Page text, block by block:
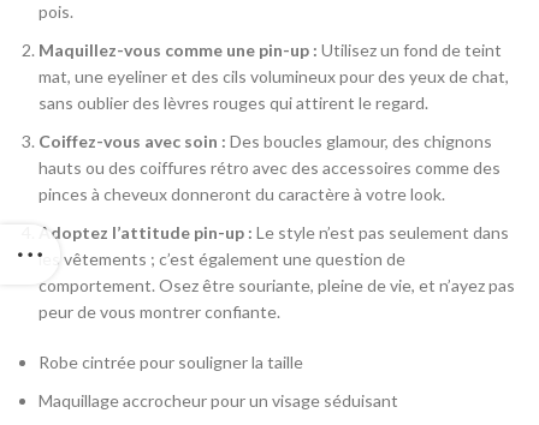
pois.
Maquillez-vous comme une pin-up : Utilisez un fond de teint
mat, une eyeliner et des cils volumineux pour des yeux de chat,
sans oublier des lèvres rouges qui attirent le regard.
Coiffez-vous avec soin : Des boucles glamour, des chignons
hauts ou des coiffures rétro avec des accessoires comme des
pinces à cheveux donneront du caractère à votre look.
Adoptez l’attitude pin-up : Le style n’est pas seulement dans
les vêtements ; c’est également une question de
comportement. Osez être souriante, pleine de vie, et n’ayez pas
peur de vous montrer confiante.
Robe cintrée pour souligner la taille
Maquillage accrocheur pour un visage séduisant